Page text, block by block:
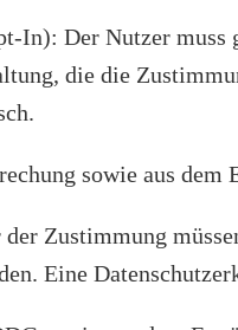
In): Der Nutzer muss
die die
sowie aus dem
der Zustimmung
Eine